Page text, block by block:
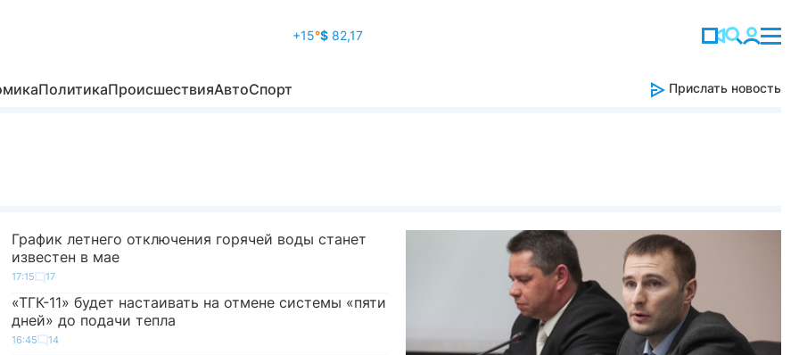
+15°$82,17
ПолитикаПроисшествияАвтоСпорт Прислать новость
График летнего отключения горячей воды станет
известен в мае
17:15 17
«ТГК-11» будет настаивать на отмене системы «пяти
дней» до подачи тепла
16:45 14